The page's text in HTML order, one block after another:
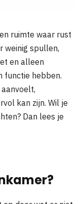
ruimte waar rust
weinig spullen,
en alleen
functie hebben.
kan zijn. Wil je
Dan lees je